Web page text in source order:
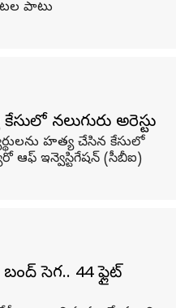
పాటు
నలుగురు అరెస్టు
హత్య చేసిన కేసులో
ఆఫ్ ఇన్వెస్టిగేషన్ (సీబీఐ)
సెగ.. 44 ఫ్లైట్